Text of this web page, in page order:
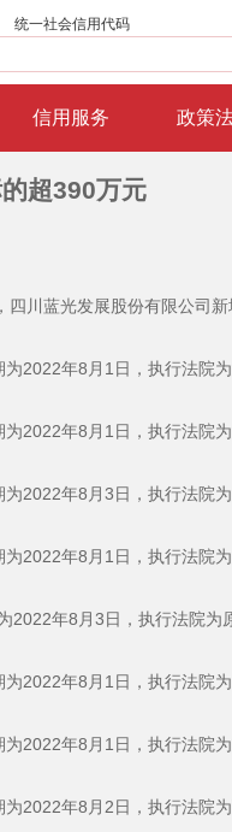
统一社会信用代码
信用服务 政策
超390万元
川蓝光发展股份有限公司
年8月1日，执行法院为
年8月1日，执行法院为
年8月3日，执行法院为
年8月1日，执行法院为
年8月3日，执行法院为
年8月1日，执行法院为
年8月1日，执行法院为
年8月2日，执行法院为